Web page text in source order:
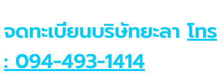
จดทะเบียนบริษัทยะลา โทร
: 094-493-1414